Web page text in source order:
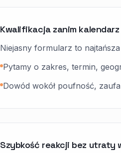
Kwalifikacja zanim
Niejasny formularz to
Pytamy o zakres, termin,
Dowód wokół poufność,
Szybkość reakcji bez utraty